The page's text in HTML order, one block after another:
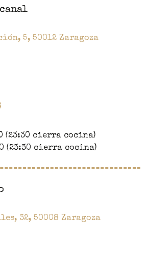
5, 50012 Zaragoza
(23:30 cierra cocina)
(23:30 cierra cocina)
32, 50008 Zaragoza